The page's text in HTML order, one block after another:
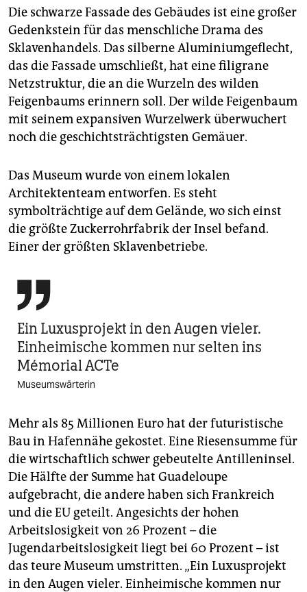
Die schwarze Fassade des Gebäudes ist eine großer
Gedenkstein für das menschliche Drama des
Sklavenhandels. Das silberne Aluminiumgeflecht,
das die Fassade umschließt, hat eine filigrane
Netzstruktur, die an die Wurzeln des wilden
Feigenbaums erinnern soll. Der wilde Feigenbaum
mit seinem expansiven Wurzelwerk überwuchert
noch die geschichtsträchtigsten Gemäuer.
Das Museum wurde von einem lokalen
Architektenteam entworfen. Es steht
symbolträchtige auf dem Gelände, wo sich einst
die größte Zuckerrohrfabrik der Insel befand.
Einer der größten Sklavenbetriebe.

Ein Luxusprojekt in den Augen vieler.
Einheimische kommen nur selten ins
Mémorial ACTe
Museumswärterin
Mehr als 85 Millionen Euro hat der futuristische
Bau in Hafennähe gekostet. Eine Riesen­summe für
die wirtschaftlich schwer gebeutelte Antilleninsel.
Die Hälfte der Summe hat Gua­de­loupe
aufgebracht, die andere haben sich Frankreich
und die EU geteilt. Angesichts der hohen
Arbeitslosigkeit von 26 Prozent – die
Jugendarbeitslosigkeit liegt bei 60 Prozent – ist
das teure Museum umstritten. „Ein Luxusprojekt
in den Augen vieler. Einheimische kommen nur